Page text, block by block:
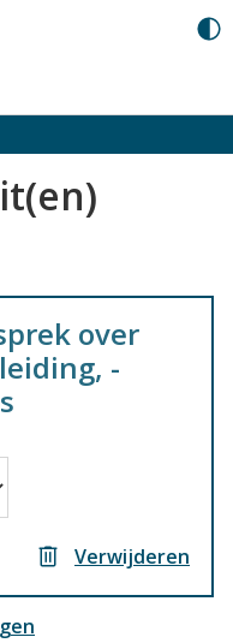
over
-
Verwijderen